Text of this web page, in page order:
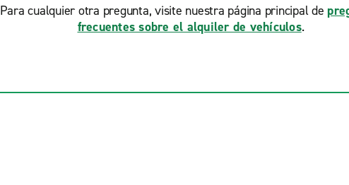
Para cualquier otra pregunta, visite nuestra página principal de
frecuentes sobre el alquiler de vehículos.